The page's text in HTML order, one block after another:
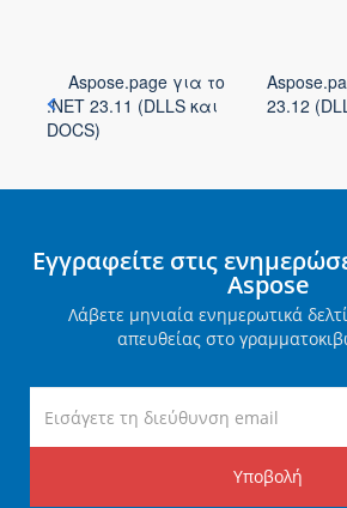
Aspose.page για το
.NET 23.11 (DLLS και
DOCS)
23.12
Εγγραφείτε στις
Aspose
Λάβετε μηνιαία ενημερωτικά
απευθείας στο
Υποβολή